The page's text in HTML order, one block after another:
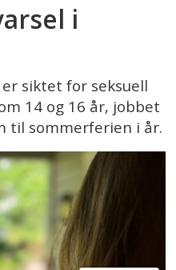
i
siktet for seksuell
14 og 16 år, jobbet
til sommerferien i år.